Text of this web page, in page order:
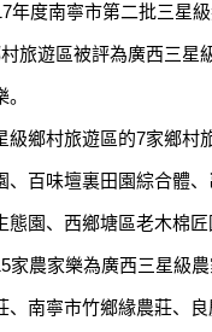
年度南寧市第二批三星
旅遊區被評為廣西三星
鄉村旅遊區的7家鄉村
、百味壇裏田園綜合體
態園、西鄉塘區老木棉
農家樂為廣西三星級農
、南寧市竹鄉緣農莊、